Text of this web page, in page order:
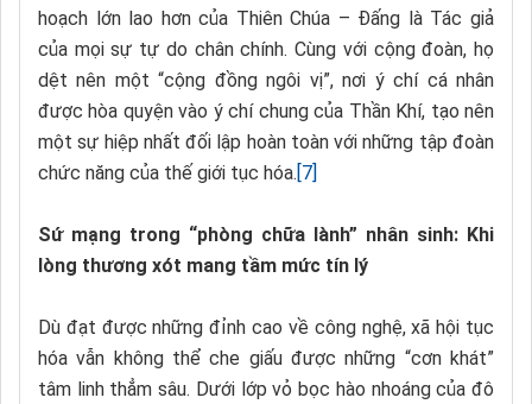
hoạch lớn lao hơn của Thiên Chúa – Đấng là Tác giả
của mọi sự tự do chân chính. Cùng với cộng đoàn, họ
dệt nên một “cộng đồng ngôi vị”, nơi ý chí cá nhân
được hòa quyện vào ý chí chung của Thần Khí, tạo nên
một sự hiệp nhất đối lập hoàn toàn với những tập đoàn
chức năng của thế giới tục hóa.[7]
Sứ mạng trong “phòng chữa lành” nhân sinh: Khi
lòng thương xót mang tầm mức tín lý
Dù đạt được những đỉnh cao về công nghệ, xã hội tục
hóa vẫn không thể che giấu được những “cơn khát”
tâm linh thẳm sâu. Dưới lớp vỏ bọc hào nhoáng của đô